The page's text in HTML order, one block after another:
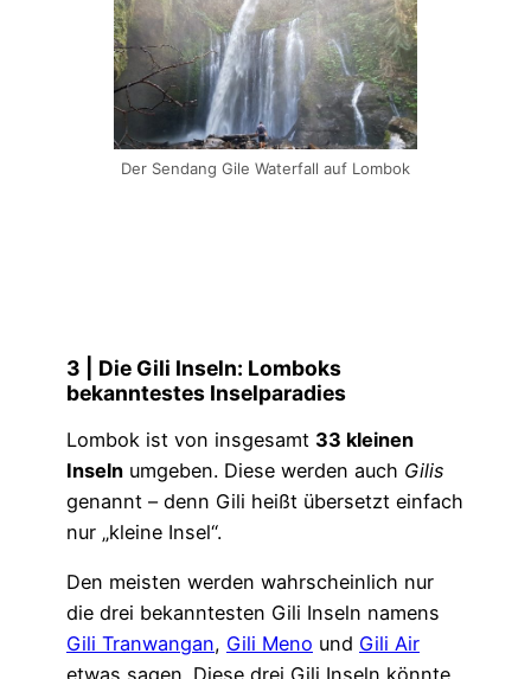
Der Sendang Gile Waterfall auf Lombok
3 | Die Gili Inseln: Lomboks
bekanntestes Inselparadies
Lombok ist von insgesamt 33 kleinen
Inseln umgeben. Diese werden auch Gilis
genannt – denn Gili heißt übersetzt einfach
nur „kleine Insel“.
Den meisten werden wahrscheinlich nur
die drei bekanntesten Gili Inseln namens
Gili Tranwangan, Gili Meno und Gili Air